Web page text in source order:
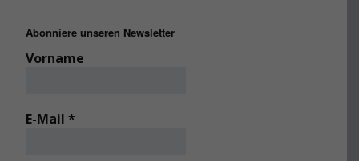
Abonniere unseren Newsletter
Vorname
E-Mail *